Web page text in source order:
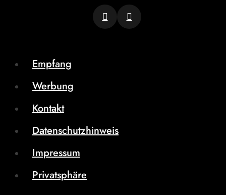
Empfang
Werbung
Kontakt
Datenschutzhinweis
Impressum
Privatsphäre